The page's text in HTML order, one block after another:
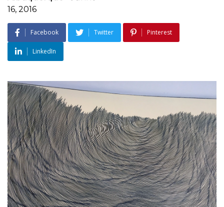
16, 2016
Facebook Twitter Pinterest
LinkedIn